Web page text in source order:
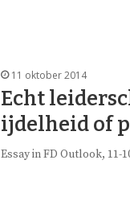
11 oktober 2014
Echt
ijdelheid of
Essay in FD Outlook, 11-